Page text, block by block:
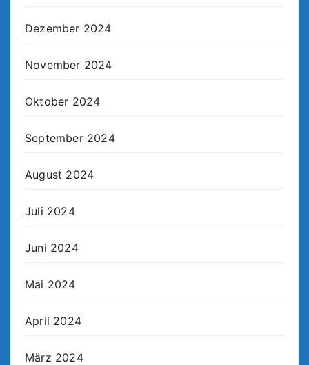
Dezember 2024
November 2024
Oktober 2024
September 2024
August 2024
Juli 2024
Juni 2024
Mai 2024
April 2024
März 2024